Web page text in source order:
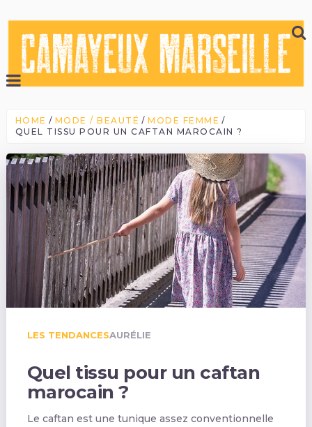
HOME MODE / BEAUTÉ
MODE FEMME
QUEL TISSU POUR UN CAFTAN MAROCAIN ?
LES TENDANCESAURÉLIE
Quel tissu pour un caftan
marocain ?
Le caftan est une tunique assez conventionnelle